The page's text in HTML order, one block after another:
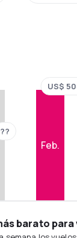
??
Feb.
US$
barato